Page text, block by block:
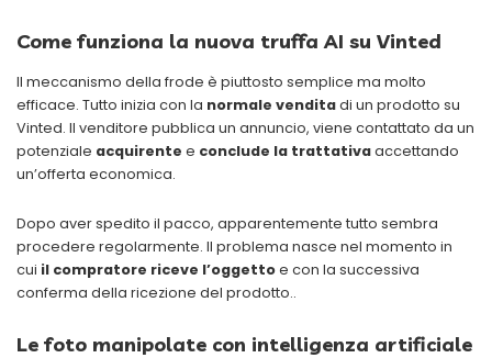
Come funziona la nuova truffa AI su Vinted
Il meccanismo della frode è piuttosto semplice ma molto
efficace. Tutto inizia con la normale venditadi un prodotto su
Vinted. Il venditore pubblica un annuncio, viene contattato da un
potenziale acquirente e conclude la trattativaaccettando
un’offerta economica.
Dopo aver spedito il pacco, apparentemente tutto sembra
procedere regolarmente. Il problema nasce nel momento in
cui il compratore riceve l’oggettoe con la successiva
conferma della ricezione del prodotto..
Le foto manipolate con intelligenza artificiale